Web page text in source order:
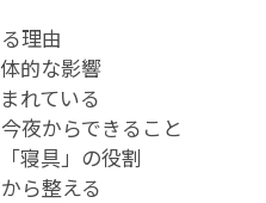
理由
的な影響
れている
夜からできること
寝具」の役割
ら整える